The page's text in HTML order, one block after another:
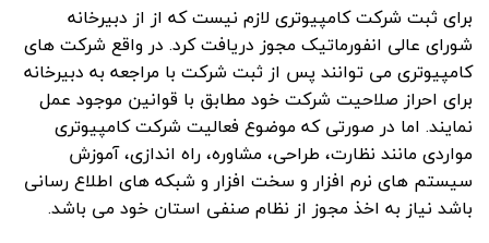
برای ثبت شرکت کامپیوتری لازم نیست که از از دبیرخانه
شورای عالی انفورماتیک مجوز دریافت کرد. در واقع شرکت های
کامپیوتری می توانند پس از ثبت شرکت با مراجعه به دبیرخانه
برای احراز صلاحیت شرکت خود مطابق با قوانین موجود عمل
نمایند. اما در صورتی که موضوع فعالیت شرکت کامپیوتری
مواردی مانند نظارت، طراحی، مشاوره، راه اندازی، آموزش
سیستم های نرم افزار و سخت افزار و شبکه های اطلاع رسانی
باشد نیاز به اخذ مجوز از نظام صنفی استان خود می باشد.